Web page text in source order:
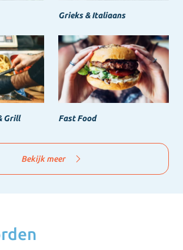
Grieks & Italiaans
Grill Fast Food
Bekijk meer